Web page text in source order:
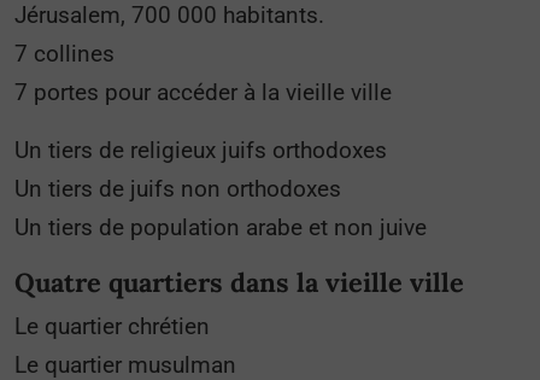
Jérusalem, 700 000 habitants.
7 collines
7 portes pour accéder à la vieille ville
Un tiers de religieux juifs orthodoxes
Un tiers de juifs non orthodoxes
Un tiers de population arabe et non juive
Quatre quartiers dans la vieille ville
Le quartier chrétien
Le quartier musulman